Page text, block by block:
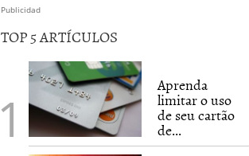
Publicidad
TOP 5 ARTÍCULOS
Aprenda
limitar o uso
de seu cartão
de...